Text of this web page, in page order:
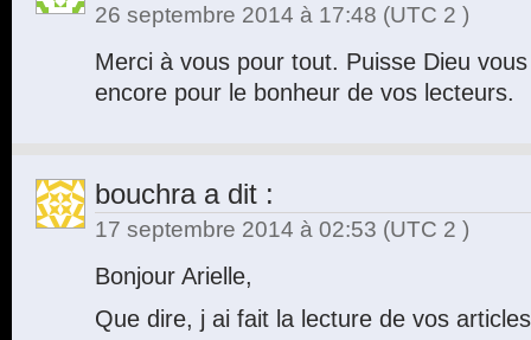
26 septembre 2014 à 17:48 (UTC 2 )
Merci à vous pour tout. Puisse Dieu
encore pour le bonheur de vos lecteurs.
bouchraa dit :
17 septembre 2014 à 02:53 (UTC 2 )
Bonjour Arielle,
Que dire, j ai fait la lecture de vos